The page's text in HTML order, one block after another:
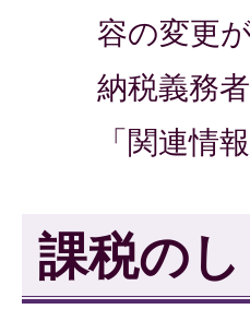
容の変更
納税義務
「関連情
課税の